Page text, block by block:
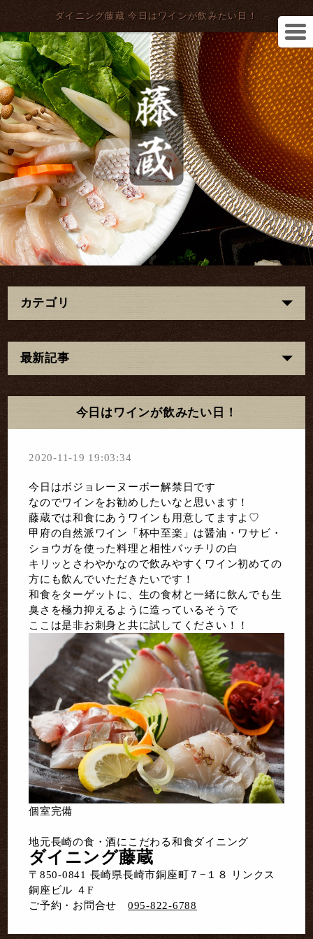
ダイニング藤蔵 今日はワインが飲みたい日！
カテゴリ
最新記事
今日はワインが飲みたい日！
2020-11-19 19:03:34
今日はボジョレーヌーボー解禁日です
なのでワインをお勧めしたいなと思います！
藤蔵では和食にあうワインも用意してますよ♡
甲府の自然派ワイン「杯中至楽」は醤油・ワサビ・
ショウガを使った料理と相性バッチリの白
キリッとさわやかなので飲みやすくワイン初めての
方にも飲んでいただきたいです！
和食をターゲットに、生の食材と一緒に飲んでも生
臭さを極力抑えるように造っているそうで
ここは是非お刺身と共に試してください！！
個室完備
地元長崎の食・酒にこだわる和食ダイニング
ダイニング藤蔵
〒850-0841 長崎県長崎市銅座町７−１８ リンクス
銅座ビル ４F
ご予約・お問合せ 095-822-6788